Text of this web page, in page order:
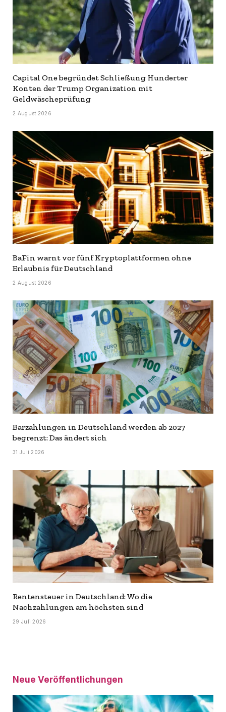
Capital One begründet Schließung Hunderter
Konten der Trump Organization mit
Geldwäscheprüfung
2 August 2026
BaFin warnt vor fünf Kryptoplattformen ohne
Erlaubnis für Deutschland
2 August 2026
Barzahlungen in Deutschland werden ab 2027
begrenzt: Das ändert sich
31 Juli 2026
Rentensteuer in Deutschland: Wo die
Nachzahlungen am höchsten sind
29 Juli 2026
Neue Veröffentlichungen